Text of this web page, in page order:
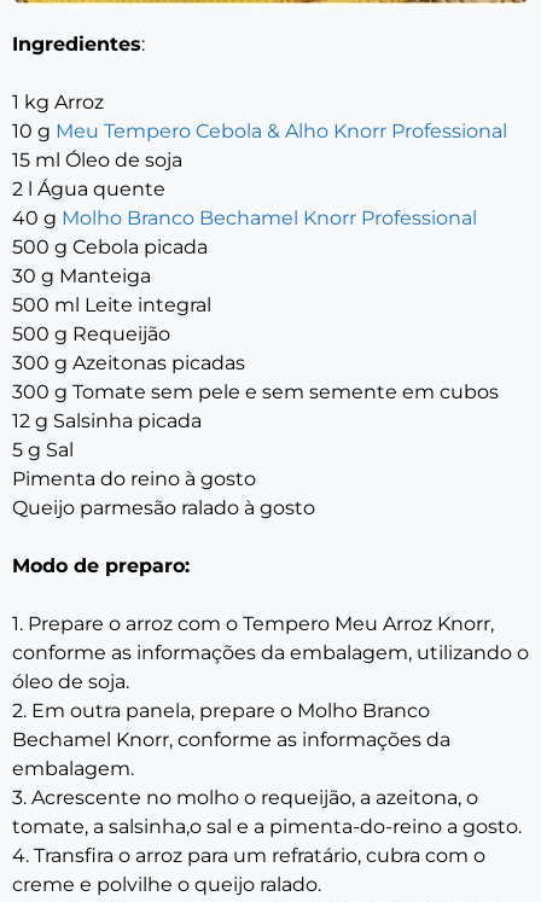
Ingredientes:
1 kg Arroz
10 g Meu Tempero Cebola & Alho Knorr Professional
15 ml Óleo de soja
2 l Água quente
40 g Molho Branco Bechamel Knorr Professional
500 g Cebola picada
30 g Manteiga
500 ml Leite integral
500 g Requeijão
300 g Azeitonas picadas
300 g Tomate sem pele e sem semente em cubos
12 g Salsinha picada
5 g Sal
Pimenta do reino à gosto
Queijo parmesão ralado à gosto
Modo de preparo:
1. Prepare o arroz com o Tempero Meu Arroz Knorr,
conforme as informações da embalagem, utilizando o
óleo de soja.
2. Em outra panela, prepare o Molho Branco
Bechamel Knorr, conforme as informações da
embalagem.
3. Acrescente no molho o requeijão, a azeitona, o
tomate, a salsinha,o sal e a pimenta-do-reino a gosto.
4. Transfira o arroz para um refratário, cubra com o
creme e polvilhe o queijo ralado.